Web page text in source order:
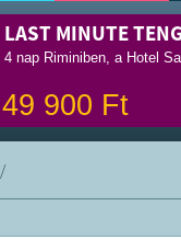
LAST MINUTE
4 nap Riminiben, a Hotel
49 900 Ft
/